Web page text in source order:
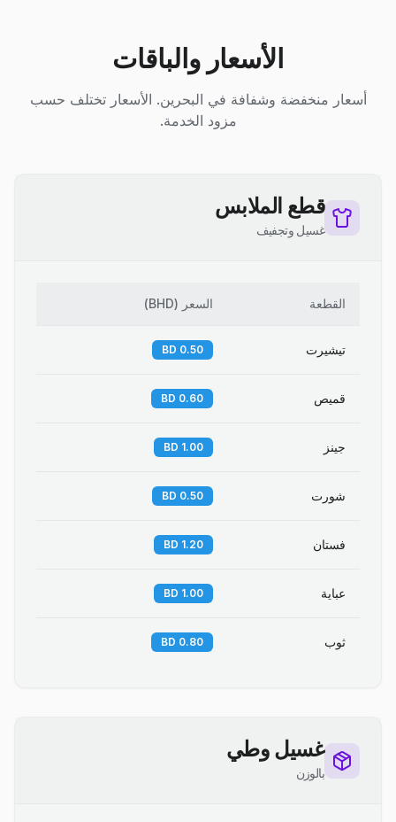
الأسعار والباقات
أسعار منخفضة وشفافة في البحرين. الأسعار تختلف حسب
مزود الخدمة.
قطع الملابس
غسيل وتجفيف
القطعة السعر (
BHD
)
تيشيرت 0.50 BD
قميص 0.60 BD
جينز 1.00 BD
شورت 0.50 BD
فستان 1.20 BD
عباية 1.00 BD
ثوب 0.80 BD
غسيل وطي
بالوزن